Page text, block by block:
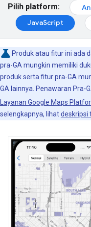
Pilih platform:
JavaScript
Produk atau fitur ini ada
pra-GA mungkin memiliki
produk serta fitur pra-GA
GA lainnya. Penawaran Pra-
Layanan Google Maps
selengkapnya, lihatdeskripsi